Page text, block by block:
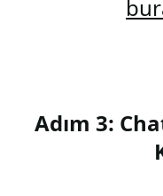
Adım 3: